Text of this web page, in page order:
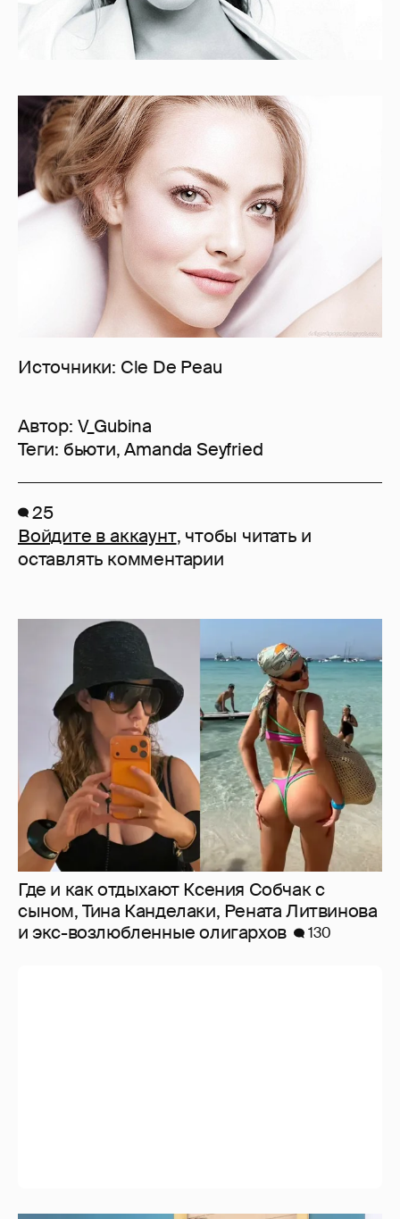
Источники: Cle De Peau
Автор: V_Gubina
Теги: бьюти,Amanda Seyfried
25
Войдите в аккаунт, чтобы читать и
оставлять комментарии
Где и как отдыхают Ксения Собчак с
сыном, Тина Канделаки, Рената Литвинова
и экс-возлюбленные олигархов
130